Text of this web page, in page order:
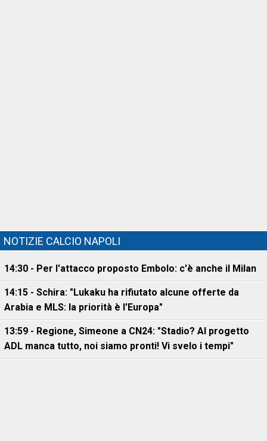
NOTIZIE CALCIO NAPOLI
14:30 - Per l'attacco proposto Embolo: c'è anche il Milan
14:15 - Schira: "Lukaku ha rifiutato alcune offerte da
Arabia e MLS: la priorità è l'Europa"
13:59 - Regione, Simeone a CN24: "Stadio? Al progetto
ADL manca tutto, noi siamo pronti! Vi svelo i tempi"